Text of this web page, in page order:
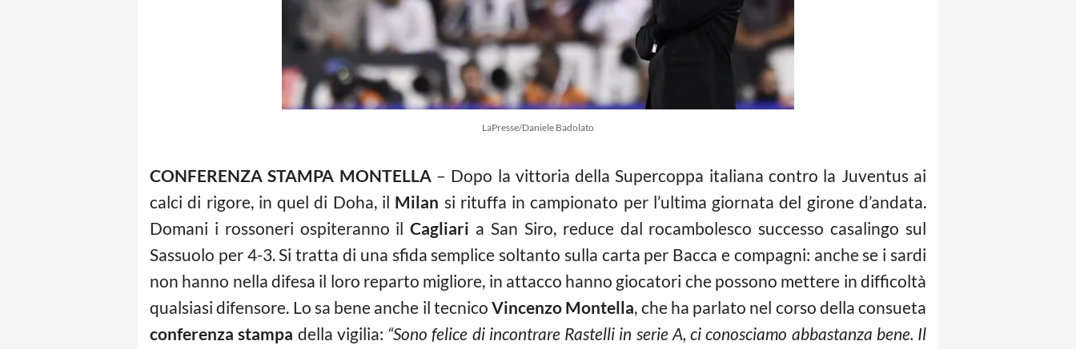
LaPresse/Daniele Badolato
CONFERENZA STAMPA MONTELLA– Dopo la vittoria della Supercoppa italiana contro la Juventus ai
calci di rigore, in quel di Doha, il Milan si rituffa in campionato per l’ultima giornata del girone d’andata.
Domani i rossoneri ospiteranno ilCagliari a San Siro, reduce dal rocambolesco successo casalingo sul
Sassuolo per 4-3. Si tratta di una sfida semplice soltanto sulla carta per Bacca e compagni: anche se i sardi
non hanno nella difesa il loro reparto migliore, in attacco hanno giocatori che possono mettere in difficoltà
qualsiasi difensore. Lo sa bene anche il tecnico Vincenzo Montella, che ha parlato nel corso della consueta
conferenza stampa della vigilia: “Sono felice di incontrare Rastelli in serie A, ci conosciamo abbastanza bene. Il